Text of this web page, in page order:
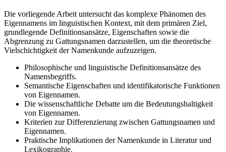
Die vorliegende Arbeit untersucht das komplexe Phänomen des
Eigennamens im linguistischen Kontext, mit dem primären Ziel,
grundlegende Definitionsansätze, Eigenschaften sowie die
Abgrenzung zu Gattungsnamen darzustellen, um die theoretische
Vielschichtigkeit der Namenkunde aufzuzeigen.
Philosophische und linguistische Definitionsansätze des
Namensbegriffs.
Semantische Eigenschaften und identifikatorische Funktionen
von Eigennamen.
Die wissenschaftliche Debatte um die Bedeutungshaltigkeit
von Eigennamen.
Kriterien zur Differenzierung zwischen Gattungsnamen und
Eigennamen.
Praktische Implikationen der Namenkunde in Literatur und
Lexikographie.